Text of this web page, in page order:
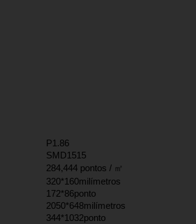
P1.86
SMD1515
284,444 pontos / ㎡
320*160milímetros
172*86ponto
2050*648milímetros
344*1032ponto